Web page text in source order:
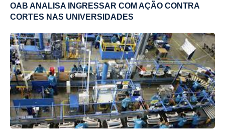
OAB ANALISA INGRESSAR COM AÇÃO CONTRA
CORTES NAS UNIVERSIDADES